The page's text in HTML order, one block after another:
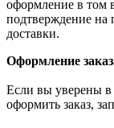
оформление в том
подтверждение на
доставки.
Оформление
Если вы уверены в
оформить заказ,